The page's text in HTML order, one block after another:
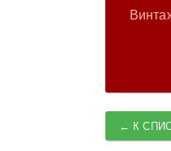
← К